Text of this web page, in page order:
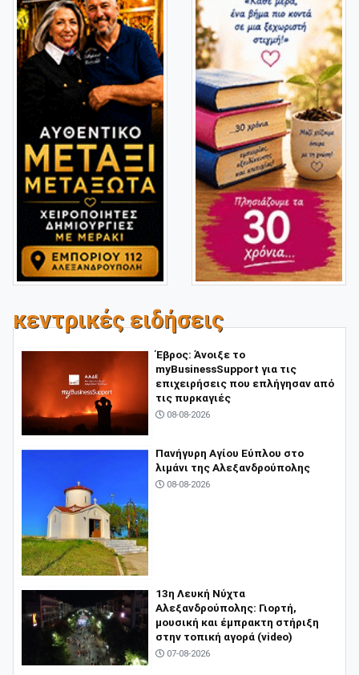
κεντρικές ειδήσεις
Έβρος: Άνοιξε το
myBusinessSupport για τις
επιχειρήσεις που επλήγησαν από
τις πυρκαγιές
08-08-2026
Πανήγυρη Αγίου Εύπλου στο
λιμάνι της Αλεξανδρούπολης
08-08-2026
13η Λευκή Νύχτα
Αλεξανδρούπολης: Γιορτή,
μουσική και έμπρακτη στήριξη
στην τοπική αγορά (video)
07-08-2026